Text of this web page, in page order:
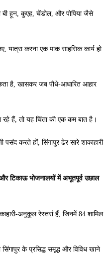
बी हून, कुएह, चेंडोल, और पोपिया जैसे
यात्रा करना एक पाक साहसिक कार्य हो
है, खासकर जब पौधे-आधारित आहार
हैं, तो यह चिंता की एक कम बात है।
करते हों, सिंगापुर ढेर सारे शाकाहारी
टिकाऊ भोजनालयों में अभूतपूर्व उछाल
अनुकूल रेस्तरां हैं, जिनमें 84 शामिल
के प्रसिद्ध समृद्ध और विविध खाने